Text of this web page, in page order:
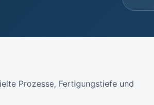
Prozesse, Fertigungstiefe und